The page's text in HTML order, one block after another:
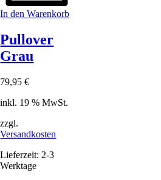
In den Warenkorb
Pullover
Grau
79,95€
inkl. 19 % MwSt.
zzgl.
Versandkosten
Lieferzeit: 2-3
Werktage